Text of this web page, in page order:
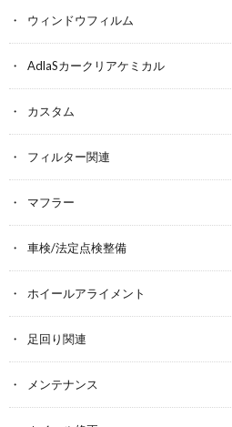
ウィンドウフィルム
AdlaSカークリアケミカル
カスタム
フィルター関連
マフラー
車検/法定点検整備
ホイールアライメント
足回り関連
メンテナンス